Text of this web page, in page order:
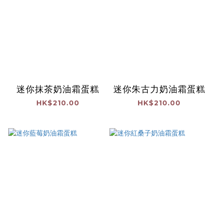
迷你抹茶奶油霜蛋糕
HK$210.00
迷你朱古力奶油霜蛋糕
HK$210.00